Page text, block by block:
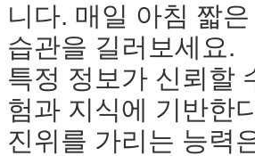
니다. 매일 아침 짧
습관을 길러보세요.
특정 정보가 신뢰할
험과 지식에 기반한
진위를 가리는 능력